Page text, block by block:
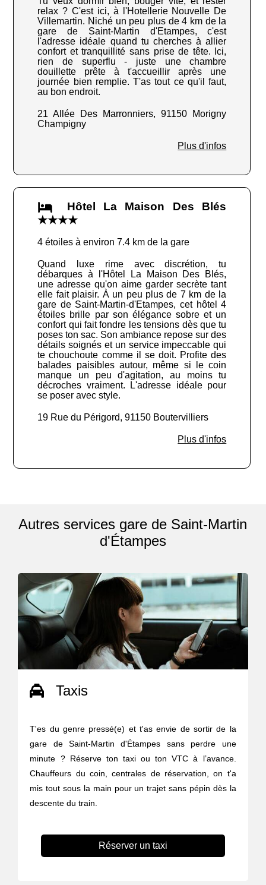
relax ? C'est ici, à l'Hotellerie Nouvelle De
Villemartin. Niché un peu plus de 4 km de la
gare de Saint-Martin d'Etampes, c'est
l'adresse idéale quand tu cherches à allier
confort et tranquillité sans prise de tête. Ici,
rien de superflu - juste une chambre
douillette prête à t'accueillir après une
journée bien remplie. T'as tout ce qu'il faut,
au bon endroit.
21 Allée Des Marronniers, 91150 Morigny
Champigny
Plus d'infos
Hôtel La Maison Des Blés
★★★★
4 étoiles à environ 7.4 km de la gare
Quand luxe rime avec discrétion, tu
débarques à l'Hôtel La Maison Des Blés,
une adresse qu'on aime garder secrète tant
elle fait plaisir. À un peu plus de 7 km de la
gare de Saint-Martin-d'Etampes, cet hôtel 4
étoiles brille par son élégance sobre et un
confort qui fait fondre les tensions dès que tu
poses ton sac. Son ambiance repose sur des
détails soignés et un service impeccable qui
te chouchoute comme il se doit. Profite des
balades paisibles autour, même si le coin
manque un peu d'agitation, au moins tu
décroches vraiment. L'adresse idéale pour
se poser avec style.
19 Rue du Périgord, 91150 Boutervilliers
Plus d'infos
Autres services gare de Saint-Martin
d'Étampes
Taxis
T'es du genre pressé(e) et t'as envie de sortir de la
gare de Saint-Martin d'Étampes sans perdre une
minute ? Réserve ton taxi ou ton VTC à l’avance.
Chauffeurs du coin, centrales de réservation, on t'a
mis tout sous la main pour un trajet sans pépin dès la
descente du train.
Réserver un taxi